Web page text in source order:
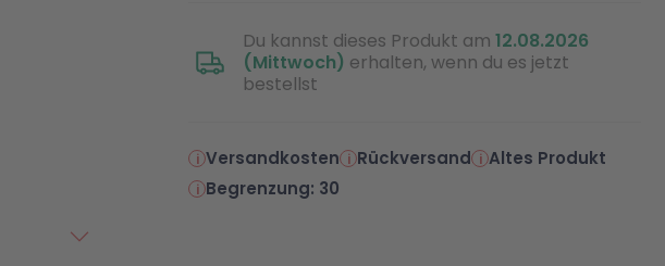
Du kannst dieses Produkt am 12.08.2026
(Mittwoch) erhalten, wenn du es jetzt
bestellst
Versandkosten Rückversand
Altes Produkt
Begrenzung: 30